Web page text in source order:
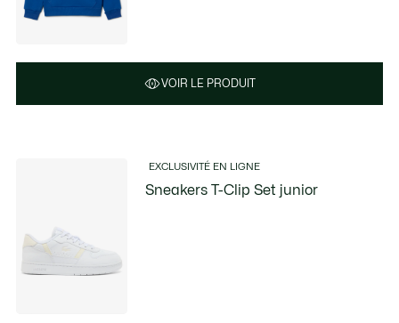
VOIR LE PRODUIT
EXCLUSIVITÉ EN LIGNE
Sneakers T-Clip Set junior